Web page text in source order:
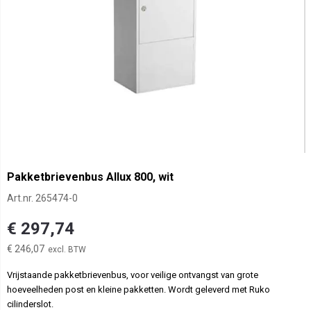
Pakketbrievenbus Allux 800, wit
Art.nr. 265474-0
€ 297,74
€ 246,07
Vrijstaande pakketbrievenbus, voor veilige ontvangst van grote
hoeveelheden post en kleine pakketten. Wordt geleverd met Ruko
cilinderslot.